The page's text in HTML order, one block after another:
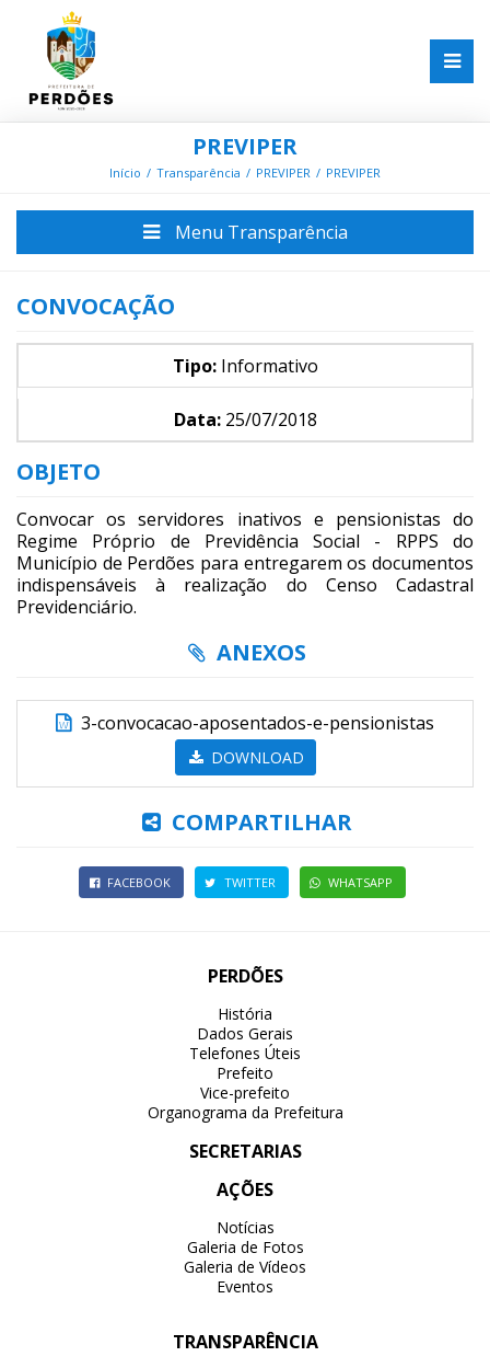
PREVIPER
Início Transparência PREVIPER PREVIPER
Menu Transparência
CONVOCAÇÃO
Tipo:Informativo
Data:25/07/2018
OBJETO
Convocar os servidores inativos e pensionistas do
Regime Próprio de Previdência Social - RPPS do
Município de Perdões para entregarem os documentos
indispensáveis à realização do Censo Cadastral
Previdenciário.
ANEXOS
3-convocacao-aposentados-e-pensionistas
DOWNLOAD
COMPARTILHAR
FACEBOOK TWITTER WHATSAPP
PERDÕES
História
Dados Gerais
Telefones Úteis
Prefeito
Vice-prefeito
Organograma da Prefeitura
SECRETARIAS
AÇÕES
Notícias
Galeria de Fotos
Galeria de Vídeos
Eventos
TRANSPARÊNCIA